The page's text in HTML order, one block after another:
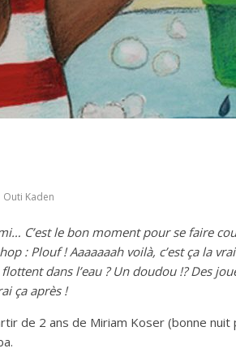
Outi Kaden
C’est le bon moment pour se faire
: Plouf ! Aaaaaaah voilà, c’est ça la
dans l’eau ? Un doudou !? Des
ça après !
de 2 ans de Miriam Koser (bonne